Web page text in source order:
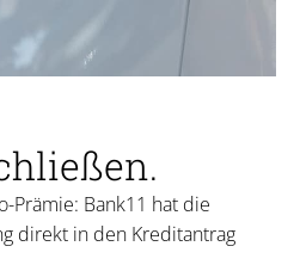
Prämie: Bank11 hat die
direkt in den Kreditantrag